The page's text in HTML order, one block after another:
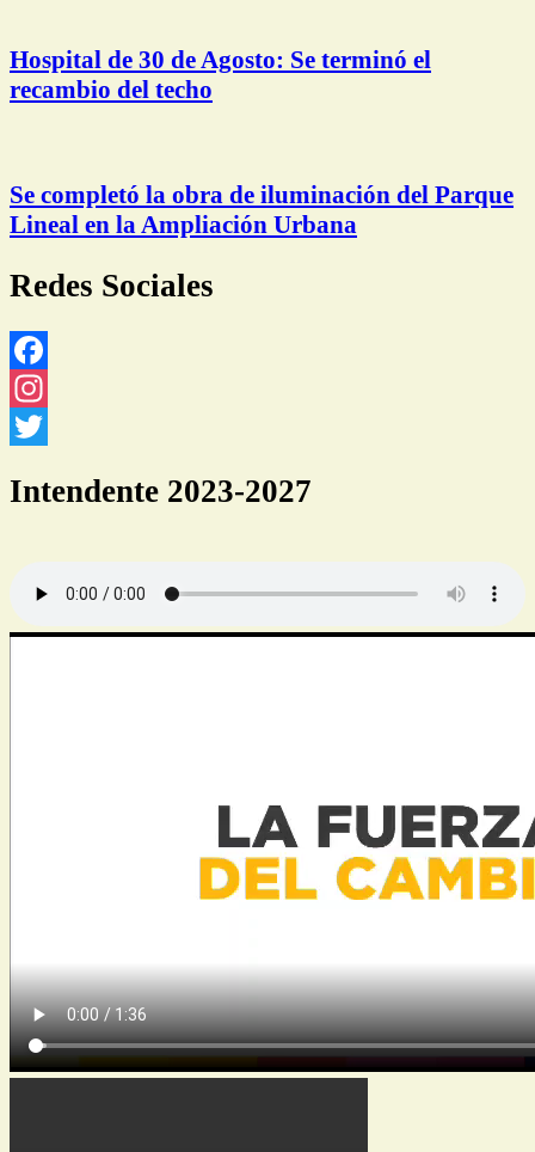
Hospital de 30 de Agosto: Se terminó el
recambio del techo
Se completó la obra de iluminación del Parque
Lineal en la Ampliación Urbana
Redes Sociales
Facebook
Instagram
Intendente 2023-2027